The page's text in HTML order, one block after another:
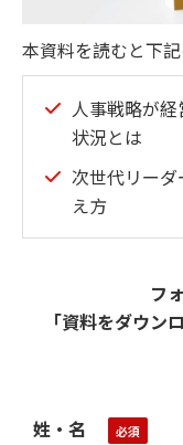
本資料を読むと下
人事戦略が
状況とは
次世代リー
え方
フ
「資料をダウン
姓・名